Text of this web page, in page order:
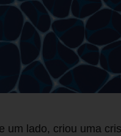
um lado, criou uma